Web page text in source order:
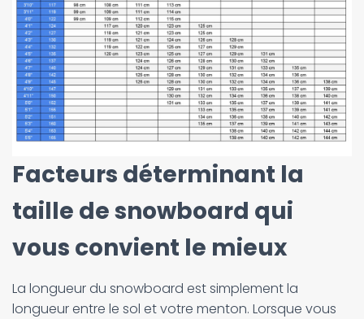
Facteurs déterminant la
taille de snowboard qui
vous convient le mieux
La longueur du snowboard est simplement la
longueur entre le sol et votre menton. Lorsque vous